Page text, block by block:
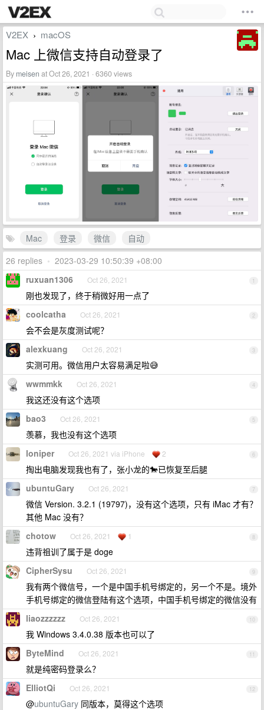
V2EX › macOS
Mac 上微信支持自动登录了
By meisen at Oct 26, 2021 · 6360 views
Mac 登录 微信
自动
26 replies • 2023-03-29 10:50:39 +08:00
1
ruxuan1306 Oct 26, 2021
刚也发现了，终于稍微好用一点了
2
coolcatha Oct 26, 2021
会不会是灰度测试呢？
3
alexkuang Oct 26, 2021
实测可用。微信用户太容易满足啦😅
4
wwmmkk Oct 26, 2021
我这还没有这个选项
5
bao3 Oct 26, 2021
羡慕，我也没有这个选项
6
loniper Oct 26, 2021 via iPhone 2
掏出电脑发现我也有了，张小龙的🐎已恢复至后腿
7
ubuntuGary Oct 26, 2021
微信 Version. 3.2.1 (19797)，没有这个选项，只有 iMac 才有？
其他 Mac 没有？
8
chotow Oct 26, 2021 1
违背祖训了属于是 doge
9
CipherSysu Oct 26, 2021
我有两个微信号，一个是中国手机号绑定的，另一个不是。境外
手机号绑定的微信登陆有这个选项，中国手机号绑定的微信没有
10
liaozzzzzz Oct 26, 2021
我 Windows 3.4.0.38 版本也可以了
11
ByteMind Oct 26, 2021
就是纯密码登录么？
12
ElliotQi Oct 26, 2021
@ubuntuGary 同版本，莫得这个选项